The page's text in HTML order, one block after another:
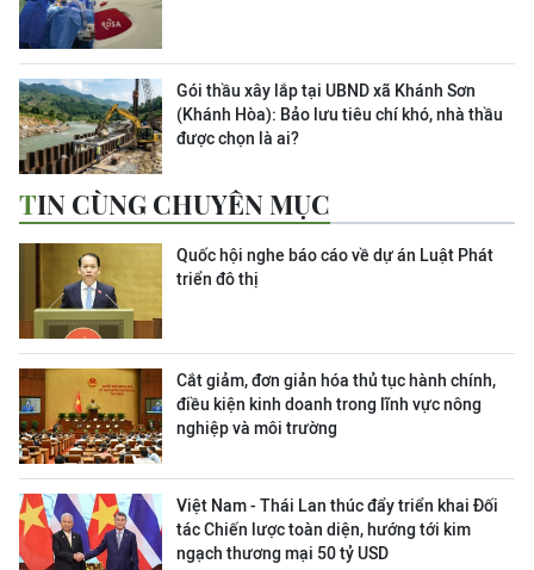
Gói thầu xây lắp tại UBND xã Khánh Sơn
(Khánh Hòa): Bảo lưu tiêu chí khó, nhà thầu
được chọn là ai?
TIN CÙNG CHUYÊN MỤC
Quốc hội nghe báo cáo về dự án Luật Phát
triển đô thị
Cắt giảm, đơn giản hóa thủ tục hành chính,
điều kiện kinh doanh trong lĩnh vực nông
nghiệp và môi trường
Việt Nam - Thái Lan thúc đẩy triển khai Đối
tác Chiến lược toàn diện, hướng tới kim
ngạch thương mại 50 tỷ USD